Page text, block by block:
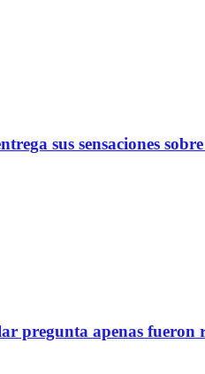
sus sensaciones
pregunta apenas fueron